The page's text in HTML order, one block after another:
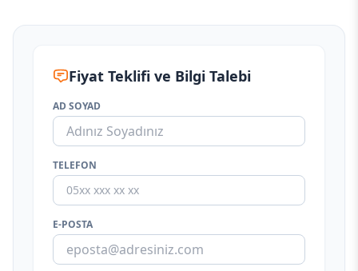
Fiyat Teklifi ve Bilgi Talebi
AD SOYAD
TELEFON
E-POSTA